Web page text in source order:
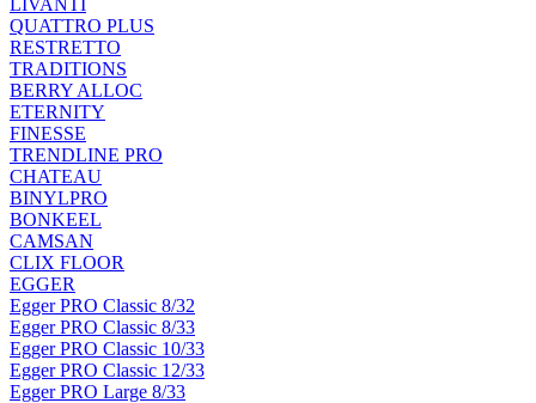
LIVANTI
QUATTRO PLUS
RESTRETTO
TRADITIONS
BERRY ALLOC
ETERNITY
FINESSE
TRENDLINE PRO
CHATEAU
BINYLPRO
BONKEEL
CAMSAN
CLIX FLOOR
EGGER
Egger PRO Classic 8/32
Egger PRO Classic 8/33
Egger PRO Classic 10/33
Egger PRO Classic 12/33
Egger PRO Large 8/33